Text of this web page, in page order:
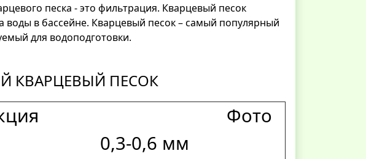
песка - это фильтрация. Кварцевый песок
воды в бассейне. Кварцевый песок – самый популярный
для водоподготовки.
КВАРЦЕВЫЙ ПЕСОК
Фото
0,3-0,6 мм